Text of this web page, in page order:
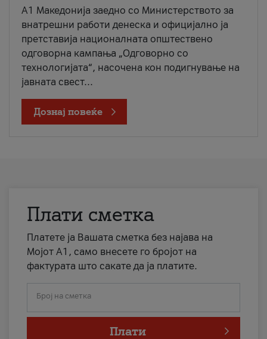
A1 Македонија заедно со Министерството за
внатрешни работи денеска и официјално ја
претставија националната општествено
одговорна кампања „Одговорно со
технологијата“, насочена кон подигнување на
јавната свест...
Дознај повеќе
Плати сметка
Платете ја Вашата сметка без најава на
Мојот А1, само внесете го бројот на
фактурата што сакате да ја платите.
Број на сметка
Плати